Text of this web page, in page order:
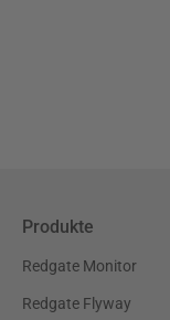
Produkte
Redgate Monitor
Redgate Flyway